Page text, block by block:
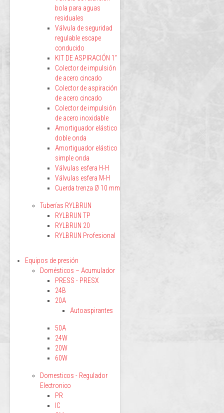
bola para aguas
residuales
Válvula de seguridad
regulable escape
conducido
KIT DE ASPIRACIÓN 1”
Colector de impulsión
de acero cincado
Colector de aspiración
de acero cincado
Colector de impulsión
de acero inoxidable
Amortiguador elástico
doble onda
Amortiguador elástico
simple onda
Válvulas esfera H-H
Válvulas esfera M-H
Cuerda trenza Ø 10 mm
Tuberías RYLBRUN
RYLBRUN TP
RYLBRUN 20
RYLBRUN Profesional
Equipos de presión
Domésticos – Acumulador
PRESS - PRESX
24B
20A
Autoaspirantes
50A
24W
20W
60W
Domesticos - Regulador
Electronico
PR
IC